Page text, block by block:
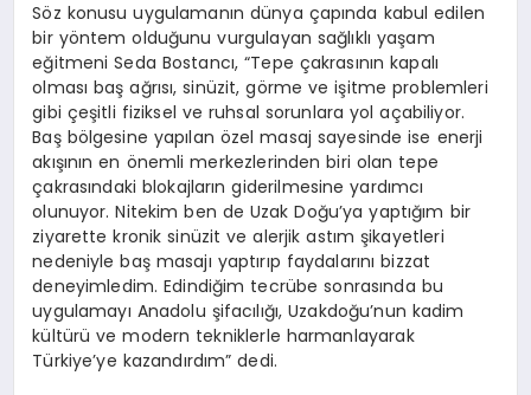
Söz konusu uygulamanın dünya çapında kabul edilen
bir yöntem olduğunu vurgulayan sağlıklı yaşam
eğitmeni Seda Bostancı, “Tepe çakrasının kapalı
olması baş ağrısı, sinüzit, görme ve işitme problemleri
gibi çeşitli fiziksel ve ruhsal sorunlara yol açabiliyor.
Baş bölgesine yapılan özel masaj sayesinde ise enerji
akışının en önemli merkezlerinden biri olan tepe
çakrasındaki blokajların giderilmesine yardımcı
olunuyor. Nitekim ben de Uzak Doğu’ya yaptığım bir
ziyarette kronik sinüzit ve alerjik astım şikayetleri
nedeniyle baş masajı yaptırıp faydalarını bizzat
deneyimledim. Edindiğim tecrübe sonrasında bu
uygulamayı Anadolu şifacılığı, Uzakdoğu’nun kadim
kültürü ve modern tekniklerle harmanlayarak
Türkiye’ye kazandırdım” dedi.